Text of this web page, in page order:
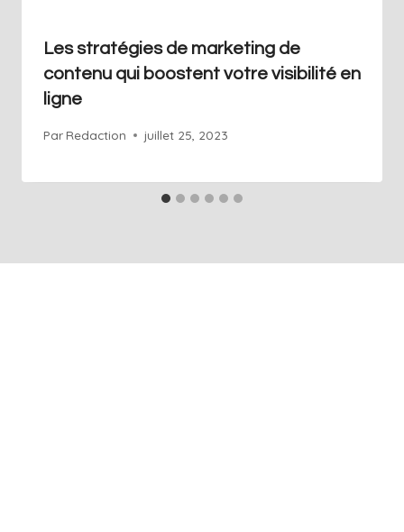
Les stratégies de marketing de
contenu qui boostent votre visibilité en
ligne
Par Redaction juillet 25, 2023